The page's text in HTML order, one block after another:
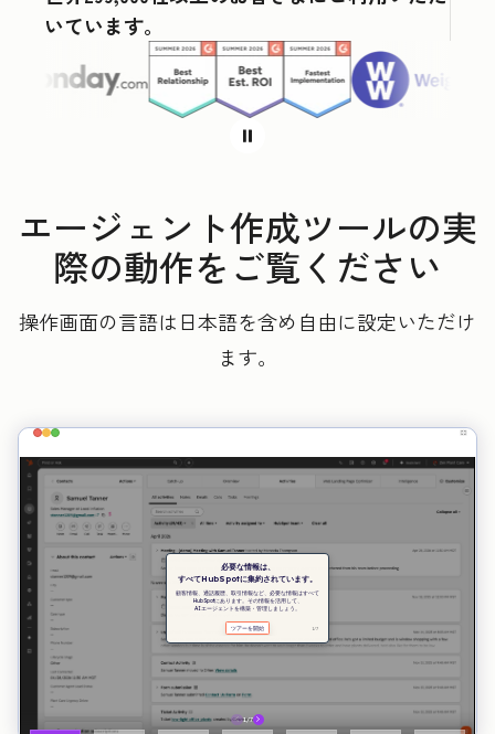
いています。
エージェント作成ツールの実
際の動作をご覧ください
操作画面の言語は日本語を含め自由に設定いただけ
ます。